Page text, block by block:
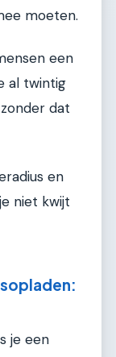
moeten.
een
al twintig
dat
en
niet kwijt
je een